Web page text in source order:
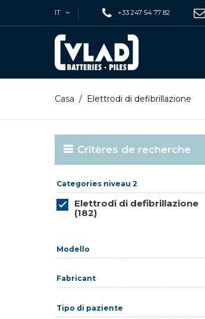
IT +33 247 54 77 82
Casa / Elettrodi di defibrillazione
Critères de recherche
Categories niveau 2
Elettrodi di defibrillazione
(182)
Modello
Fabricant
Tipo di paziente